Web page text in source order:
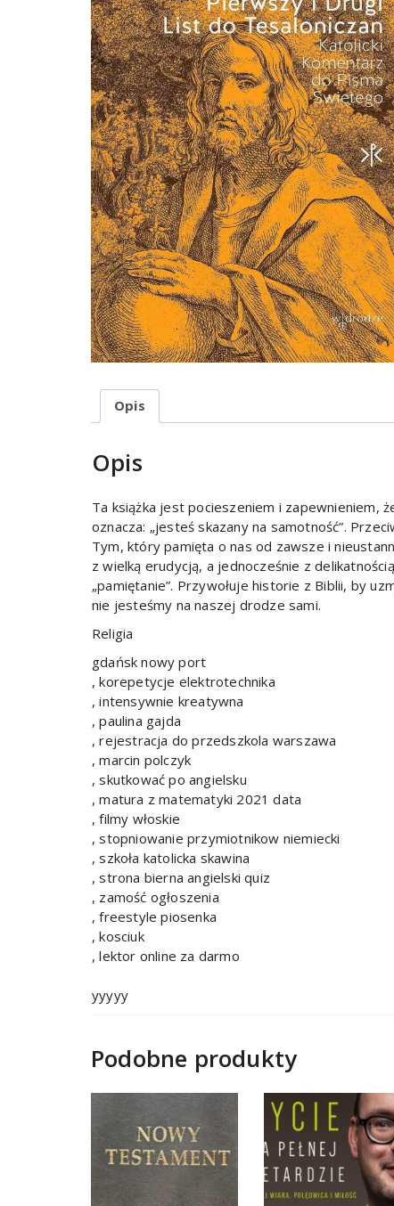
Opis
Opis
Ta książka jest pocieszeniem i zapewnieniem,
oznacza: „jesteś skazany na samotność”.
Tym, który pamięta o nas od zawsze i
z wielką erudycją, a jednocześnie z
„pamiętanie”. Przywołuje historie z Biblii, by
nie jesteśmy na naszej drodze sami.
Religia
gdańsk nowy port
, korepetycje elektrotechnika
, intensywnie kreatywna
, paulina gajda
, rejestracja do przedszkola warszawa
, marcin polczyk
, skutkować po angielsku
, matura z matematyki 2021 data
, filmy włoskie
, stopniowanie przymiotnikow niemiecki
, szkoła katolicka skawina
, strona bierna angielski quiz
, zamość ogłoszenia
, freestyle piosenka
, kosciuk
, lektor online za darmo
yyyyy
Podobne produkty